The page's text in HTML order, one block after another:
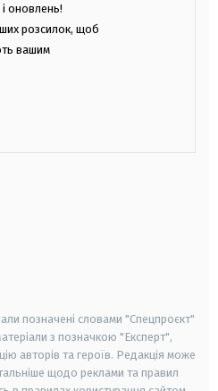
і оновлень!
розсилок, щоб
вашим
позначені словами "Спецпроєкт"
з позначкою "Експерт",
авторів та героїв. Редакція може
щодо реклами та правил